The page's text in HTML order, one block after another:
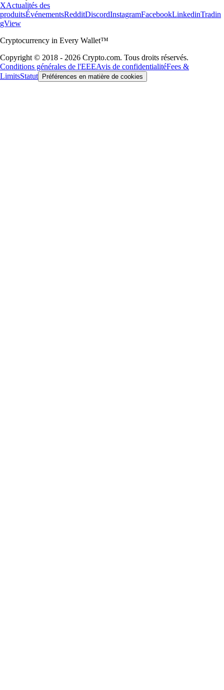
XActualités des
produitsÉvénementsRedditDiscordInstagramFacebookLinkedinTradin
gView
Cryptocurrency in Every Wallet™
Copyright © 2018 - 2026 Crypto.com. Tous droits réservés.
Conditions générales de l'EEEAvis de confidentialitéFees &
LimitsStatut Préférences en matière de cookies